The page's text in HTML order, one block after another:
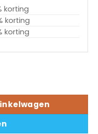
korting
korting
korting
(A4431) aantal